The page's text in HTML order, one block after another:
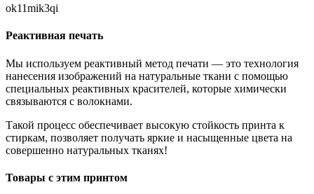
ok11mik3qi
Реактивная печать
Мы используем реактивный метод печати — это технология
нанесения изображений на натуральные ткани с помощью
специальных реактивных красителей, которые химически
связываются с волокнами.
Такой процесс обеспечивает высокую стойкость принта к
стиркам, позволяет получать яркие и насыщенные цвета на
совершенно натуральных тканях!
Товары с этим принтом